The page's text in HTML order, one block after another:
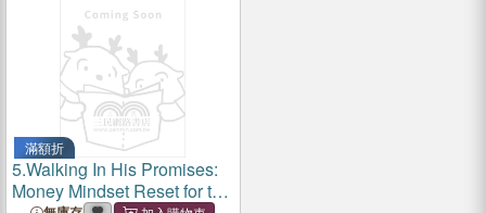
滿額折
5.Walking In His Promises:
Money Mindset Reset for the